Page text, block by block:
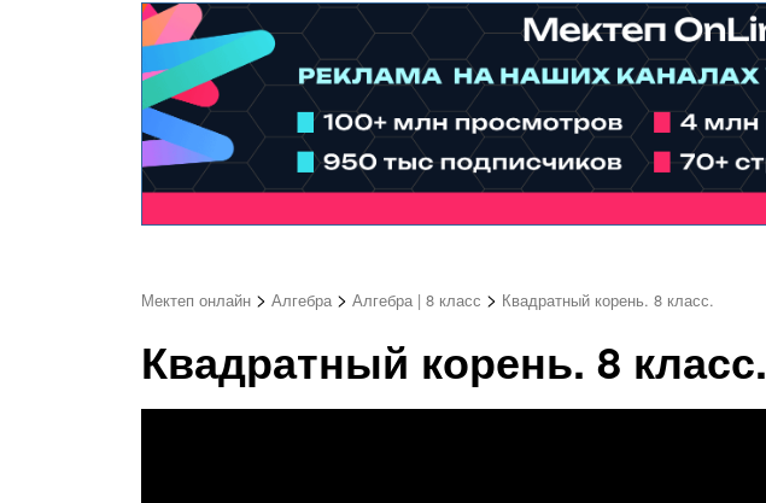
Мектеп онлайн > Алгебра > Алгебра | 8 класс > Квадратный корень. 8 класс.
Квадратный корень. 8 класс.